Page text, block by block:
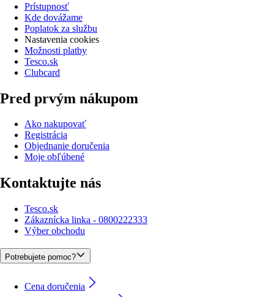
Prístupnosť
Kde dovážame
Poplatok za službu
Nastavenia cookies
Možnosti platby
Tesco.sk
Clubcard
Pred prvým nákupom
Ako nakupovať
Registrácia
Objednanie doručenia
Moje obľúbené
Kontaktujte nás
Tesco.sk
Zákaznícka linka - 0800222333
Výber obchodu
Potrebujete pomoc?
Cena doručenia